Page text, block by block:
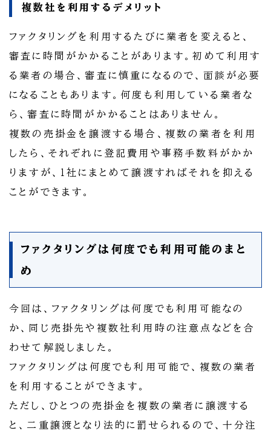
複数社を利用するデメリット
ファクタリングを利用するたびに業者を変えると、
審査に時間がかかることがあります。初めて利用す
る業者の場合、審査に慎重になるので、面談が必要
になることもあります。何度も利用している業者な
ら、審査に時間がかかることはありません。
複数の売掛金を譲渡する場合、複数の業者を利用
したら、それぞれに登記費用や事務手数料がかか
りますが、１社にまとめて譲渡すればそれを抑える
ことができます。
ファクタリングは何度でも利用可能のまと
め
今回は、ファクタリングは何度でも利用可能なの
か、同じ売掛先や複数社利用時の注意点などを合
わせて解説しました。
ファクタリングは何度でも利用可能で、複数の業者
を利用することができます。
ただし、ひとつの売掛金を複数の業者に譲渡する
と、二重譲渡となり法的に罰せられるので、十分注